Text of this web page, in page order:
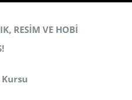
RESİM VE HOBİ
Kursu